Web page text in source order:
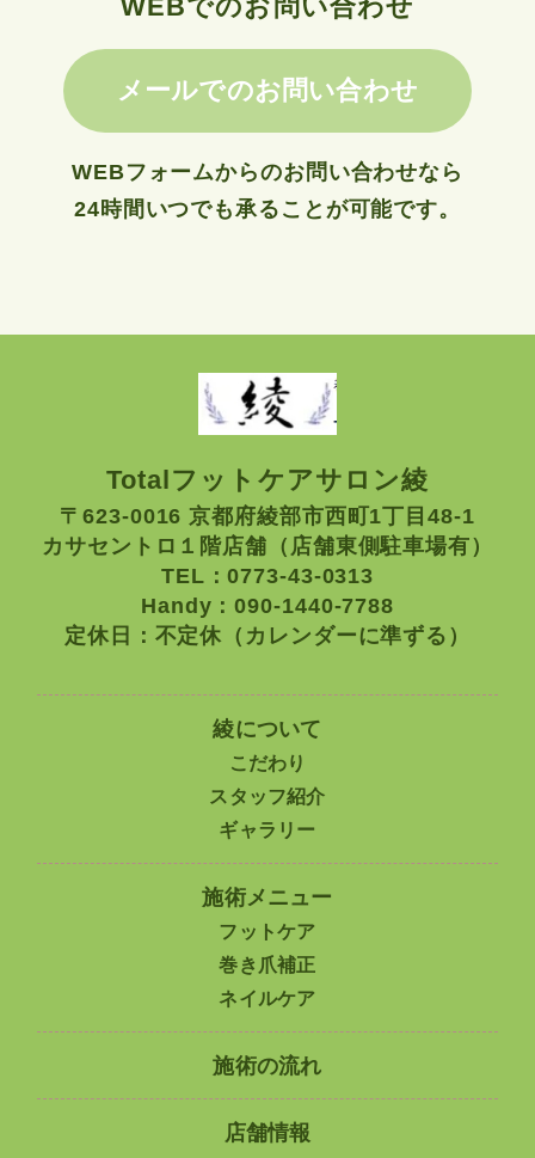
WEBでのお問い合わせ
メールでのお問い合わせ
WEBフォームからのお問い合わせなら
24時間いつでも承ることが可能です。
Totalフットケアサロン綾
〒623-0016 京都府綾部市西町1丁目48-1
カサセントロ１階店舗（店舗東側駐車場有）
TEL：0773-43-0313
Handy：090-1440-7788
定休日：不定休（カレンダーに準ずる）
綾について
こだわり
スタッフ紹介
ギャラリー
施術メニュー
フットケア
巻き爪補正
ネイルケア
施術の流れ
店舗情報